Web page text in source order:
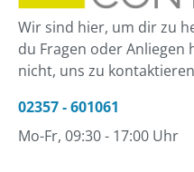
Wir sind hier, um dir zu
du Fragen oder Anliegen
nicht, uns zu
02357 - 601061
Mo-Fr, 09:30 - 17:00 Uhr